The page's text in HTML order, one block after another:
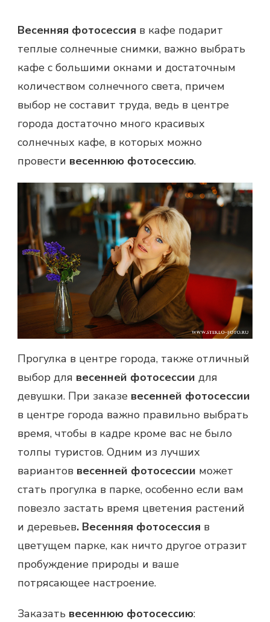
Весенняя фотосессия в кафе подарит
теплые солнечные снимки, важно выбрать
кафе с большими окнами и достаточным
количеством солнечного света, причем
выбор не составит труда, ведь в центре
города достаточно много красивых
солнечных кафе, в которых можно
провести весеннюю фотосессию.
Прогулка в центре города, также отличный
выбор для весенней фотосессии для
девушки. При заказе весенней фотосессии
в центре города важно правильно выбрать
время, чтобы в кадре кроме вас не было
толпы туристов. Одним из лучших
вариантов весенней фотосессии может
стать прогулка в парке, особенно если вам
повезло застать время цветения растений
и деревьев. Весенняя фотосессия в
цветущем парке, как ничто другое отразит
пробуждение природы и ваше
потрясающее настроение.
Заказать весеннюю фотосессию: